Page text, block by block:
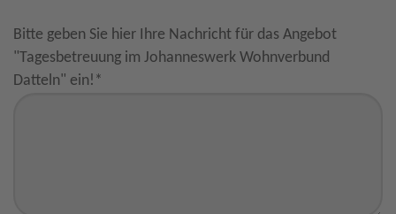
Bitte geben Sie hier Ihre Nachricht für das Angebot
"Tagesbetreuung im Johanneswerk Wohnverbund
Datteln" ein! *